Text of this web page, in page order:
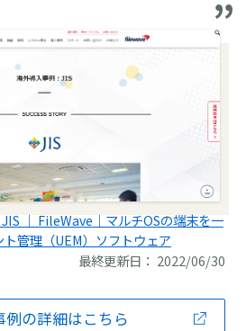
｜ FileWave｜マルチOSの端末を一
管理（UEM）ソフトウェア
最終更新日： 2022/06/30
例の詳細はこちら